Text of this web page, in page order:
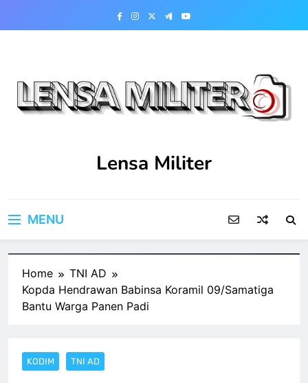
Lensa Militer
MENU
Home
TNI AD
Kopda Hendrawan Babinsa Koramil 09/Samatiga
Bantu Warga Panen Padi
KODIM TNI AD